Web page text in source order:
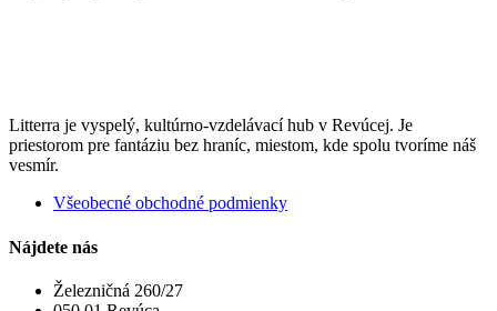
Litterra je vyspelý, kultúrno-vzdelávací hub v Revúcej. Je
priestorom pre fantáziu bez hraníc, miestom, kde spolu tvoríme náš
vesmír.
Všeobecné obchodné podmienky
Nájdete nás
Železničná 260/27